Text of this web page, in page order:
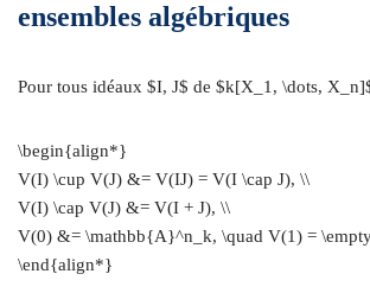
ensembles algébriques
Pour tous idéaux $I, J$ de $k[X_1, \dots,
\begin{align*}
V(I) \cup V(J) &= V(IJ) = V(I \cap J), \\
V(I) \cap V(J) &= V(I + J), \\
V(0) &= \mathbb{A}^n_k, \quad V(1) =
\end{align*}